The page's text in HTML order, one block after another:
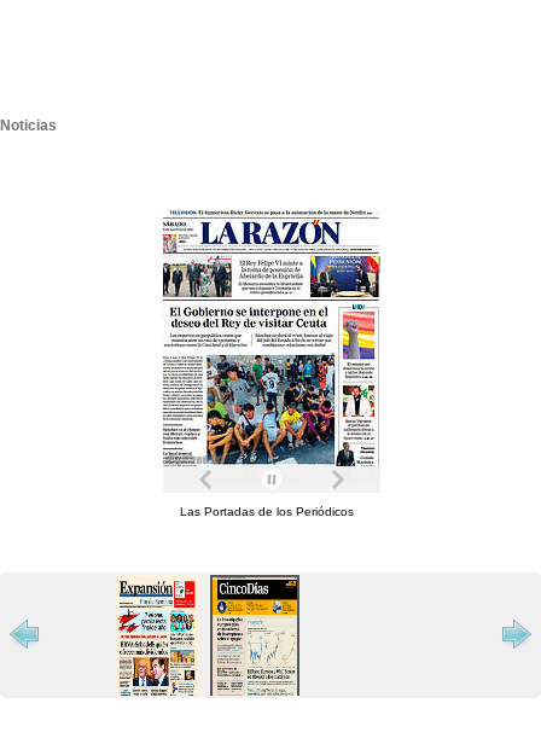
Noticias
Las Portadas de los Periódicos